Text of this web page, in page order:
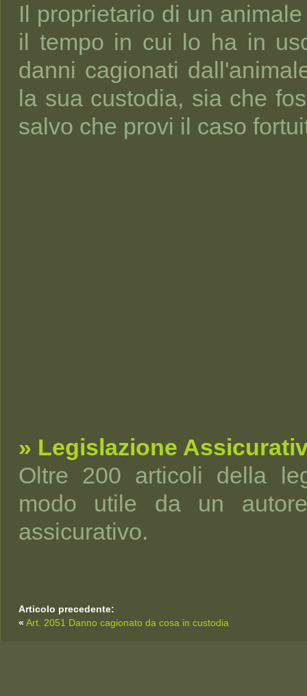
Il proprietario di un
il tempo in cui lo ha in
danni cagionati
la sua custodia, sia che
salvo che provi il caso
» Legislazione
Oltre 200 articoli della
modo utile da un
assicurativo.
Articolo precedente:
« Art. 2051 Danno cagionato da cosa in custodia